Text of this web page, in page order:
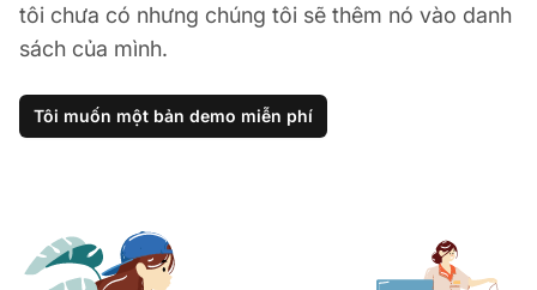
tôi chưa có nhưng chúng tôi sẽ thêm nó vào danh
sách của mình.
Tôi muốn một bản demo miễn phí